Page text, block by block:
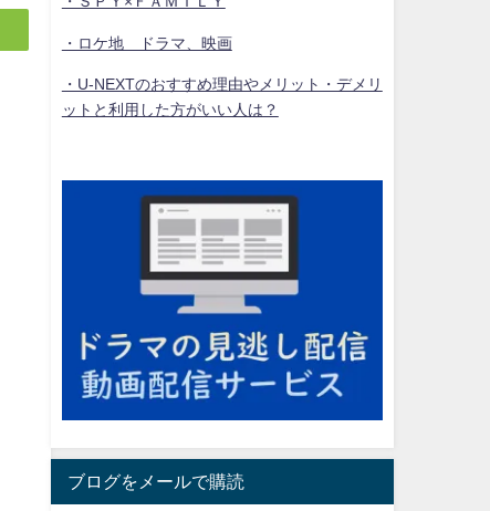
・ロケ地 ドラマ、映画
・U-NEXTのおすすめ理由やメリット・デメリ
ットと利用した方がいい人は？
ブログをメールで購読